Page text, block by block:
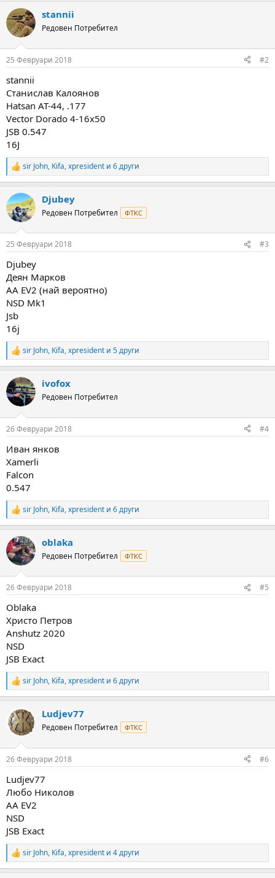
c
t
i
s
stannii
Редовен Потребител
25 Февруари 2018 #2
stannii
Станислав Калоянов
Hatsan AT-44, .177
Vector Dorado 4-16x50
JSB 0.547
16J
R
e
c
t
i
s
sir John, Kifa,xpresident и 6 други
Djubey
Редовен Потребител ФТКС
25 Февруари 2018 #3
Djubey
Деян Марков
АА EV2 (най вероятно)
NSD Mk1
Jsb
16j
R
e
c
t
i
s
sir John, Kifa,xpresident и 5 други
ivofox
Редовен Потребител
26 Февруари 2018 #4
Иван янков
Xamerli
Falcon
0.547
R
e
c
t
i
s
sir John, Kifa,xpresident и 6 други
oblaka
Редовен Потребител ФТКС
26 Февруари 2018 #5
Oblaka
Христо Петров
Anshutz 2020
NSD
JSB Exact
R
e
c
t
i
s
sir John, Kifa,xpresident и 6 други
Ludjev77
Редовен Потребител ФТКС
26 Февруари 2018 #6
Ludjev77
Любо Николов
AA EV2
NSD
JSB Exact
R
e
sir John, Kifa,xpresident и 4 други